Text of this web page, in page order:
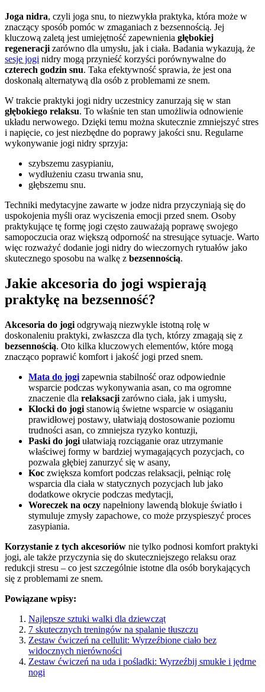
Joga nidra, czyli joga snu, to niezwykła praktyka, która może w
znaczący sposób pomóc w zmaganiach z bezsennością. Jej
kluczową zaletą jest umiejętność zapewnienia głębokiej
regeneracji zarówno dla umysłu, jak i ciała. Badania wykazują, że
sesje jogi nidry mogą przynieść korzyści porównywalne do
czterech godzin snu. Taka efektywność sprawia, że jest ona
doskonałą alternatywą dla osób z problemami ze snem.
W trakcie praktyki jogi nidry uczestnicy zanurzają się w stan
głębokiego relaksu. To właśnie ten stan umożliwia odnowienie
układu nerwowego. Dzięki temu można skutecznie zmniejszyć stres
i napięcie, co jest niezbędne do poprawy jakości snu. Regularne
wykonywanie jogi nidry sprzyja:
szybszemu zasypianiu,
wydłużeniu czasu trwania snu,
głębszemu snu.
Techniki medytacyjne zawarte w jodze nidra przyczyniają się do
uspokojenia myśli oraz wyciszenia emocji przed snem. Osoby
praktykujące tę formę jogi często zauważają poprawę swojego
samopoczucia oraz większą odporność na stresujące sytuacje. Warto
więc rozważyć dodanie jogi nidry do wieczornych rytuałów jako
skutecznego sposobu na walkę z bezsennością.
Jakie akcesoria do jogi wspierają
praktykę na bezsenność?
Akcesoria do jogi odgrywają niezwykle istotną rolę w
doskonaleniu praktyki, zwłaszcza dla tych, którzy zmagają się z
bezsennością. Oto kilka kluczowych elementów, które mogą
znacząco poprawić komfort i jakość jogi przed snem.
Mata do jogi zapewnia stabilność oraz odpowiednie
wsparcie podczas wykonywania asan, co ma ogromne
znaczenie dla relaksacji zarówno ciała, jak i umysłu,
Klocki do jogi stanowią świetne wsparcie w osiąganiu
prawidłowej postawy, ułatwiają dostosowanie poziomu
trudności asan, co zmniejsza ryzyko kontuzji,
Paski do jogi ułatwiają rozciąganie oraz utrzymanie
właściwej formy w bardziej wymagających pozycjach, co
pozwala głębiej zanurzyć się w asany,
Koc zwiększa komfort podczas relaksacji, pełniąc rolę
wsparcia dla ciała w statycznych pozycjach lub jako
dodatkowe okrycie podczas medytacji,
Woreczek na oczy napełniony lawendą blokuje światło i
stymuluje zmysły zapachowe, co może przyspieszyć proces
zasypiania.
Korzystanie z tych akcesoriów nie tylko podnosi komfort praktyki
jogi, ale także przyczynia się do skuteczniejszego relaksu oraz
redukcji stresu – co jest szczególnie istotne dla osób borykających
się z problemami ze snem.
Powiązane wpisy:
Najlepsze sztuki walki dla dziewcząt
7 skutecznych treningów na spalanie tłuszczu
Zestaw ćwiczeń na cellulit: Wyrzeźbione ciało bez
widocznych nierówności
Zestaw ćwiczeń na uda i pośladki: Wyrzeźbij smukłe i jędrne
nogi